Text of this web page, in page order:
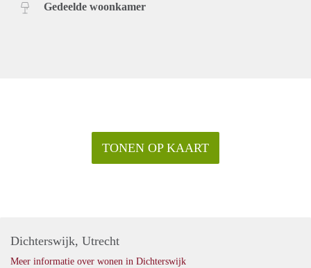
Gedeelde woonkamer
TONEN OP KAART
Dichterswijk, Utrecht
Meer informatie over wonen in Dichterswijk